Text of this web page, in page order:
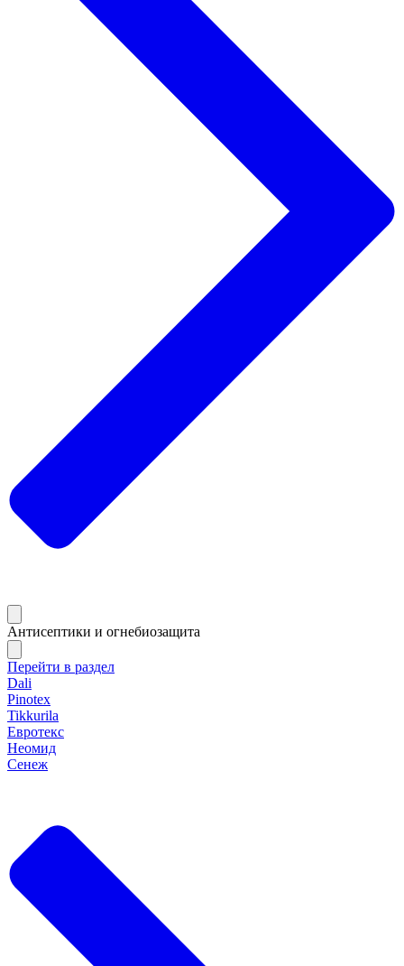
Антисептики и огнебиозащита
Перейти в раздел
Dali
Pinotex
Tikkurila
Евротекс
Неомид
Сенеж